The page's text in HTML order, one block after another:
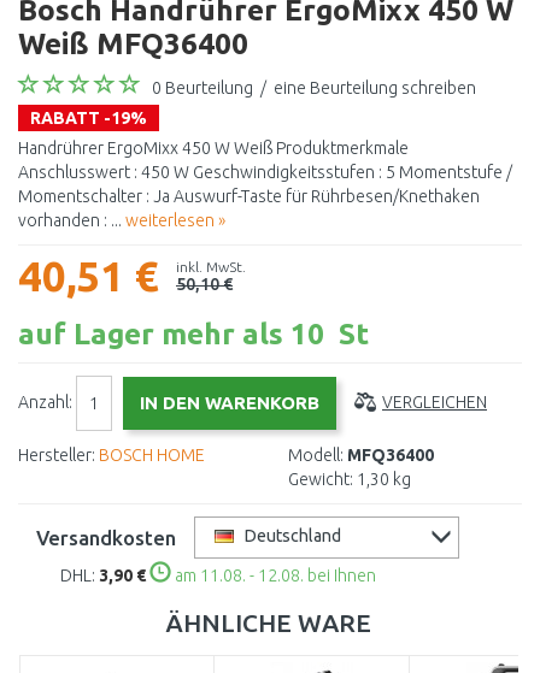
Bosch Handrührer ErgoMixx 450 W
Weiß MFQ36400
0 Beurteilung / eine Beurteilung schreiben
RABATT -19%
Handrührer ErgoMixx 450 W Weiß Produktmerkmale
Anschlusswert : 450 W Geschwindigkeitsstufen : 5 Momentstufe /
Momentschalter : Ja Auswurf-Taste für Rührbesen/Knethaken
vorhanden : ... weiterlesen »
40,51 € inkl. MwSt.
50,10 €
auf Lager mehr als 10 St
Anzahl: VERGLEICHEN
Hersteller: BOSCH HOME Modell: MFQ36400
Gewicht: 1,30 kg
Versandkosten Deutschland
DHL: 3,90 € am 11.08. - 12.08. bei Ihnen
ÄHNLICHE WARE